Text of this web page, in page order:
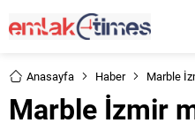
Anasayfa Haber Marble
Marble İzmir